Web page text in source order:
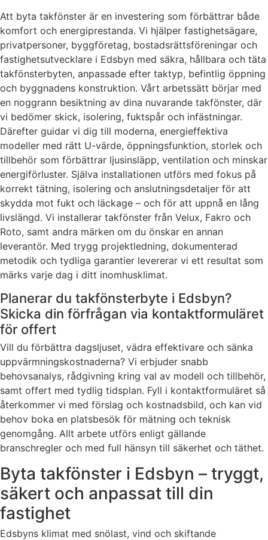
Att byta takfönster är en investering som förbättrar både
komfort och energiprestanda. Vi hjälper fastighetsägare,
privatpersoner, byggföretag, bostadsrättsföreningar och
fastighetsutvecklare i Edsbyn med säkra, hållbara och täta
takfönsterbyten, anpassade efter taktyp, befintlig öppning
och byggnadens konstruktion. Vårt arbetssätt börjar med
en noggrann besiktning av dina nuvarande takfönster, där
vi bedömer skick, isolering, fuktspår och infästningar.
Därefter guidar vi dig till moderna, energieffektiva
modeller med rätt U-värde, öppningsfunktion, storlek och
tillbehör som förbättrar ljusinsläpp, ventilation och minskar
energiförluster. Själva installationen utförs med fokus på
korrekt tätning, isolering och anslutningsdetaljer för att
skydda mot fukt och läckage – och för att uppnå en lång
livslängd. Vi installerar takfönster från Velux, Fakro och
Roto, samt andra märken om du önskar en annan
leverantör. Med trygg projektledning, dokumenterad
metodik och tydliga garantier levererar vi ett resultat som
märks varje dag i ditt inomhusklimat.
Planerar du takfönsterbyte i Edsbyn?
Skicka din förfrågan via kontaktformuläret
för offert
Vill du förbättra dagsljuset, vädra effektivare och sänka
uppvärmningskostnaderna? Vi erbjuder snabb
behovsanalys, rådgivning kring val av modell och tillbehör,
samt offert med tydlig tidsplan. Fyll i kontaktformuläret så
återkommer vi med förslag och kostnadsbild, och kan vid
behov boka en platsbesök för mätning och teknisk
genomgång. Allt arbete utförs enligt gällande
branschregler och med full hänsyn till säkerhet och täthet.
Byta takfönster i Edsbyn – tryggt,
säkert och anpassat till din
fastighet
Edsbyns klimat med snölast, vind och skiftande